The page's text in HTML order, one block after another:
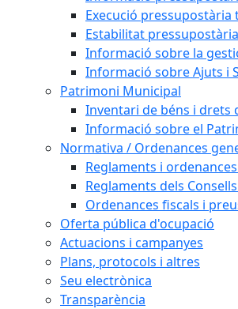
Execució
Estabilitat pressupostària
Informació sobre la
Informació sobre Ajuts i
Patrimoni Municipal
Inventari de béns i drets
Informació sobre el
Normativa / Ordenances
Reglaments i
Reglaments dels
Ordenances fiscals i
Oferta pública d'ocupació
Actuacions i campanyes
Plans, protocols i altres
Seu electrònica
Transparència